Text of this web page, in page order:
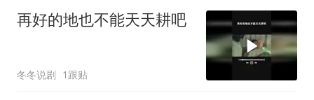
再好的地也不能天天耕吧
冬冬说剧 1跟贴